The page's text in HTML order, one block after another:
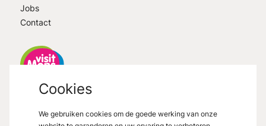
Jobs
Contact
Grand Place 27, 7000 Mons
Cookies
We gebruiken cookies om de goede werking van onze